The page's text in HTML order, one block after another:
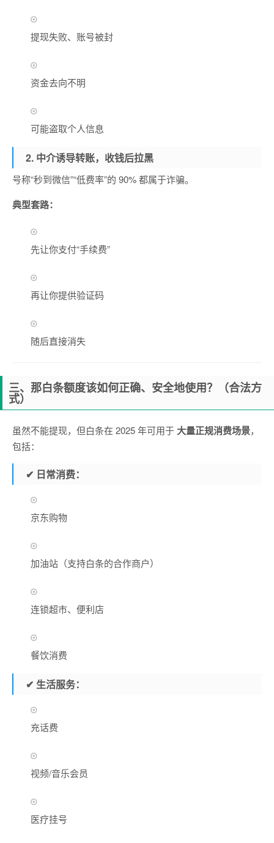
提现失败、账号被封
资金去向不明
可能盗取个人信息
2. 中介诱导转账，收钱后拉黑
号称“秒到微信”“低费率”的 90% 都属于诈骗。
典型套路：
先让你支付“手续费”
再让你提供验证码
随后直接消失
三、那白条额度该如何正确、安全地使用？（合法方
式）
虽然不能提现，但白条在 2025 年可用于 大量正规消费场景，
包括：
✔ 日常消费：
京东购物
加油站（支持白条的合作商户）
连锁超市、便利店
餐饮消费
✔ 生活服务：
充话费
视频/音乐会员
医疗挂号